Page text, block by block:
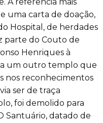
uma carta de doação,
Hospital, de herdades
parte do Couto de
Henriques à
um outro templo que
nos reconhecimentos
ser de traça
foi demolido para
Santuário, datado de